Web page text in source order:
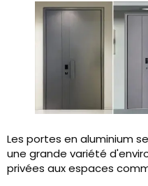
Les portes en aluminium
une grande variété
privées aux espaces